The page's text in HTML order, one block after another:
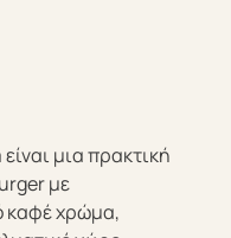
μια πρακτική
με
καφέ χρώμα,